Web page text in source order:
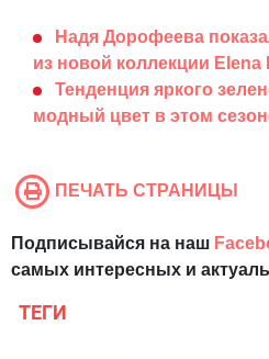
Надя Дорофеева
из новой коллекции Elena
Тенденция яркого
модный цвет в этом
ПЕЧАТЬ СТРАНИЦЫ
Подписывайся на наш
самых интересных и
ТЕГИ